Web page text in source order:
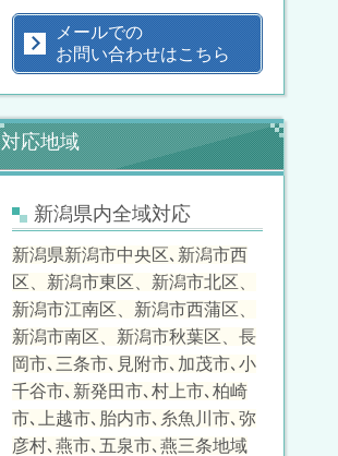
メールでの
お問い合わせはこちら
対応地域
新潟県内全域対応
新潟県新潟市中央区､新潟市西
区、新潟市東区、新潟市北区、
新潟市江南区、新潟市西蒲区、
新潟市南区、新潟市秋葉区、長
岡市､三条市､見附市､加茂市､小
千谷市､新発田市､村上市､柏崎
市､上越市､胎内市､糸魚川市､弥
彦村､燕市､五泉市､燕三条地域